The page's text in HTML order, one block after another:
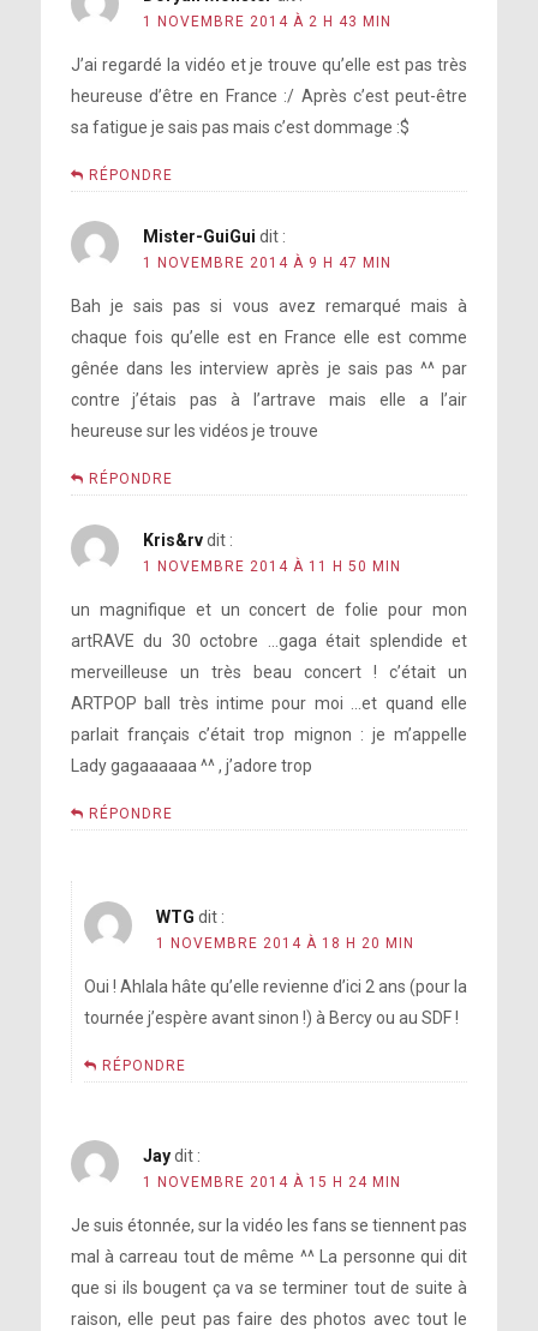
1 NOVEMBRE 2014 À 2 H 43 MIN
J’ai regardé la vidéo et je trouve qu’elle est pas très
heureuse d’être en France :/ Après c’est peut-être
sa fatigue je sais pas mais c’est dommage :$
RÉPONDRE
Mister-GuiGui dit :
1 NOVEMBRE 2014 À 9 H 47 MIN
Bah je sais pas si vous avez remarqué mais à
chaque fois qu’elle est en France elle est comme
gênée dans les interview après je sais pas ^^ par
contre j’étais pas à l’artrave mais elle a l’air
heureuse sur les vidéos je trouve
RÉPONDRE
Kris&rv dit :
1 NOVEMBRE 2014 À 11 H 50 MIN
un magnifique et un concert de folie pour mon
artRAVE du 30 octobre …gaga était splendide et
merveilleuse un très beau concert ! c’était un
ARTPOP ball très intime pour moi …et quand elle
parlait français c’était trop mignon : je m’appelle
Lady gagaaaaaa ^^ , j’adore trop
RÉPONDRE
WTG dit :
1 NOVEMBRE 2014 À 18 H 20 MIN
Oui ! Ahlala hâte qu’elle revienne d’ici 2 ans (pour la
tournée j’espère avant sinon !) à Bercy ou au SDF !
RÉPONDRE
Jay dit :
1 NOVEMBRE 2014 À 15 H 24 MIN
Je suis étonnée, sur la vidéo les fans se tiennent pas
mal à carreau tout de même ^^ La personne qui dit
que si ils bougent ça va se terminer tout de suite à
raison, elle peut pas faire des photos avec tout le